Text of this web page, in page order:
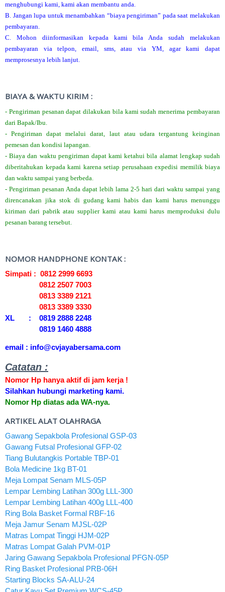
menghubungi kami, kami akan membantu anda.
B. Jangan lupa untuk menambahkan “biaya pengiriman” pada saat melakukan
pembayaran.
C. Mohon diinformasikan kepada kami bila Anda sudah melakukan
pembayaran via telpon, email, sms, atau via YM, agar kami dapat
memprosesnya lebih lanjut.
BIAYA & WAKTU KIRIM :
- Pengiriman pesanan dapat dilakukan bila kami sudah menerima pembayaran
dari Bapak/Ibu.
- Pengiriman dapat melalui darat, laut atau udara tergantung keinginan
pemesan dan kondisi lapangan.
- Biaya dan waktu pengiriman dapat kami ketahui bila alamat lengkap sudah
diberitahukan kepada kami karena setiap perusahaan expedisi memilik biaya
dan waktu sampai yang berbeda.
- Pengiriman pesanan Anda dapat lebih lama 2-5 hari dari waktu sampai yang
direncanakan jika stok di gudang kami habis dan kami harus menunggu
kiriman dari pabrik atau supplier kami atau kami harus memproduksi dulu
pesanan barang tersebut.
NOMOR HANDPHONE KONTAK :
Simpati : 0812 2999 6693
0812 2507 7003
0813 3389 2121
0813 3389 3330
XL : 0819 2888 2248
0819 1460 4888
email : info@cvjayabersama.com
Catatan :
Nomor Hp hanya aktif di jam kerja !
Silahkan hubungi marketing kami.
Nomor Hp diatas ada WA-nya.
ARTIKEL ALAT OLAHRAGA
Gawang Sepakbola Profesional GSP-03
Gawang Futsal Profesional GFP-02
Tiang Bulutangkis Portable TBP-01
Bola Medicine 1kg BT-01
Meja Lompat Senam MLS-05P
Lempar Lembing Latihan 300g LLL-300
Lempar Lembing Latihan 400g LLL-400
Ring Bola Basket Formal RBF-16
Meja Jamur Senam MJSL-02P
Matras Lompat Tinggi HJM-02P
Matras Lompat Galah PVM-01P
Jaring Gawang Sepakbola Profesional PFGN-05P
Ring Basket Profesional PRB-06H
Starting Blocks SA-ALU-24